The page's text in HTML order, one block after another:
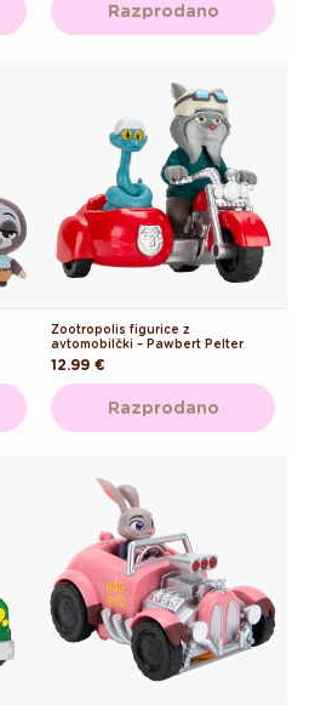
Razprodano
Zootropolis figurice z
avtomobilčki – Pawbert Pelter
Redna
cena
12.99 €
Razprodano